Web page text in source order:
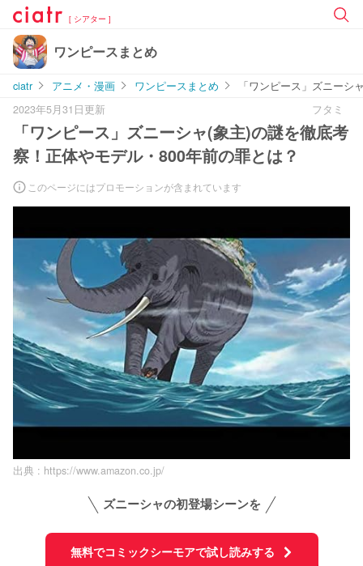
[ シアター ]
ワンピースまとめ
ciatr アニメ・漫画 ワンピースまとめ
「ワンピース」ズニーシ
2023年5月31日更新
フタミ
「ワンピース」ズニーシャ(象主)の謎を徹底考
察！正体やモデル・800年前の罪とは？
このページにはプロモーションが含まれています
出典 : https://www.amazon.co.jp/
ズニーシャの初登場シーンを
無料でコミックシーモアで試し読みする